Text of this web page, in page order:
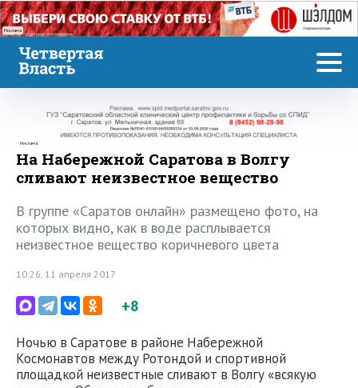
Реклама
Реклама
На Набережной Саратова в Волгу
сливают неизвестное вещество
В группе «Саратов онлайн» размещено фото, на
которых видно, как в воде расплывается
неизвестное вещество коричневого цвета
10:26, 11 апреля 2017
+8
Ночью в Саратове в районе Набережной
Космонавтов между Ротондой и спортивной
площадкой неизвестные сливают в Волгу «всякую